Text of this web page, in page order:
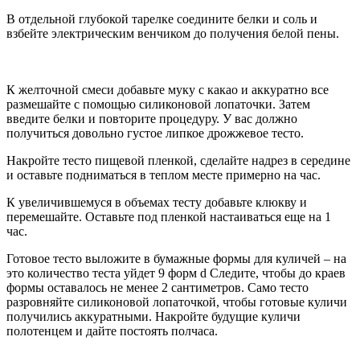
В отдельной глубокой тарелке соедините белки и соль и
взбейте электрическим венчиком до получения белой пены.
К желточной смеси добавьте муку с какао и аккуратно все
размешайте с помощью силиконовой лопаточки. Затем
введите белки и повторите процедуру. У вас должно
получиться довольно густое липкое дрожжевое тесто.
Накройте тесто пищевой пленкой, сделайте надрез в середине
и оставьте подниматься в теплом месте примерно на час.
К увеличившемуся в объемах тесту добавьте клюкву и
перемешайте. Оставьте под пленкой настаиваться еще на 1
час.
Готовое тесто выложите в бумажные формы для куличей – на
это количество теста уйдет 9 форм d Следите, чтобы до краев
формы оставалось не менее 2 сантиметров. Само тесто
разровняйте силиконовой лопаточкой, чтобы готовые куличи
получились аккуратными. Накройте будущие куличи
полотенцем и дайте постоять полчаса.